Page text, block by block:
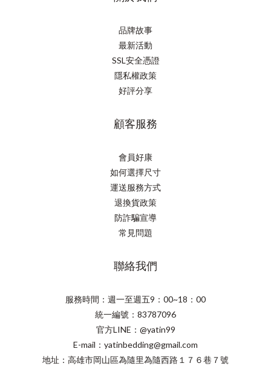
品牌故事
最新活動
SSL安全憑證
隱私權政策
好評分享
顧客服務
會員好康
如何選擇尺寸
運送服務方式
退換貨政策
防詐騙宣導
常見問題
聯絡我們
服務時間：週一至週五9：00~18：00
統一編號：83787096
官方LINE：@yatin99
E-mail：yatinbedding@gmail.com
地址：高雄市岡山區為隨里為隨西路１７６巷７號